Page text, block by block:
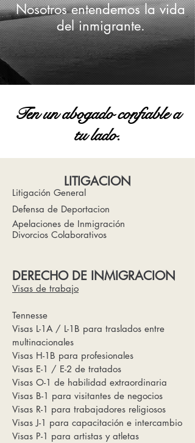
Nosotros entendemos la vida
del inmigrante.
Ten un abogado confiable a
tu lado.
LITIGACION
Litigación General
Defensa de Deportacion
Apelaciones de Inmigración
Divorcios Colaborativos
DERECHO DE INMIGRACION
Visas de trabajo
Tennesse
Visas L-1A / L-1B para traslados entre
multinacionales
Visas H-1B para profesionales
Visas E-1 / E-2 de tratados
Visas O-1 de habilidad extraordinaria
Visas B-1 para visitantes de negocios
Visas R-1 para trabajadores religiosos
Visas J-1 para capacitación e intercambio
Visas P-1 para artistas y atletas